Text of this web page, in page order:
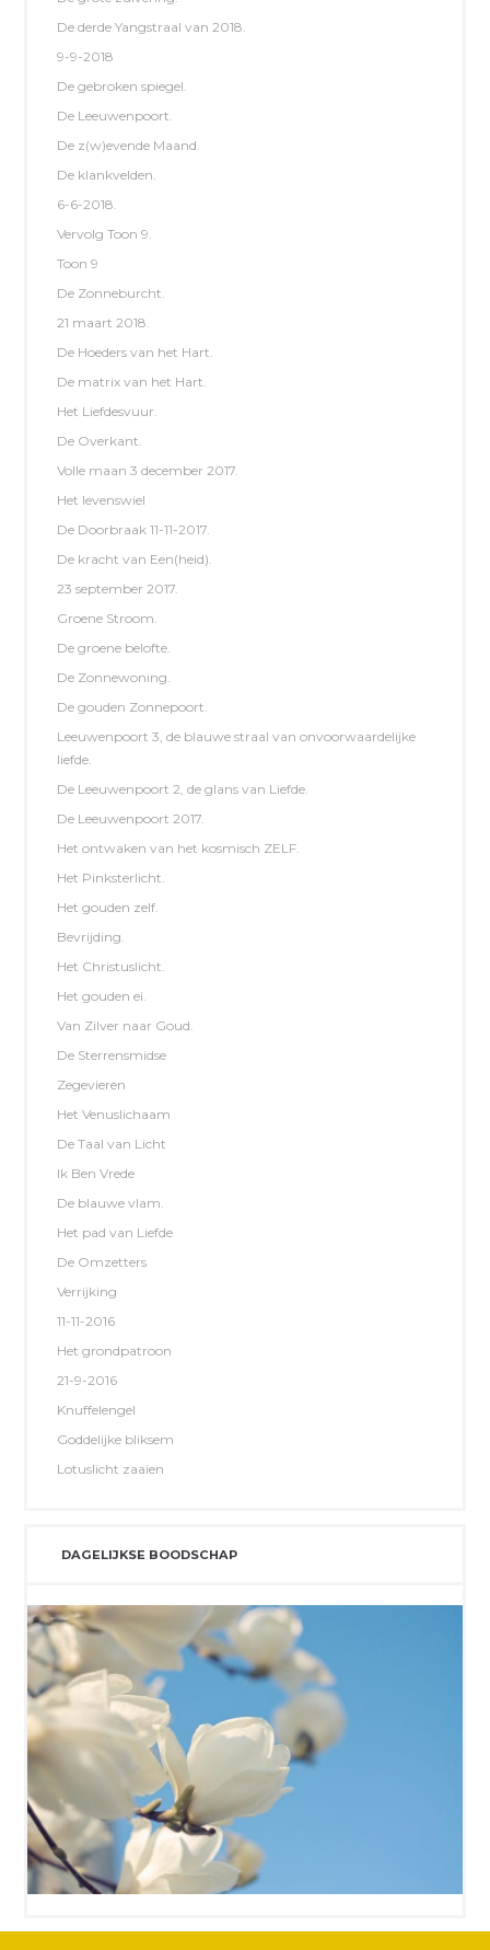
De derde Yangstraal van 2018.
9-9-2018
De gebroken spiegel.
De Leeuwenpoort.
De z(w)evende Maand.
De klankvelden.
6-6-2018.
Vervolg Toon 9.
Toon 9
De Zonneburcht.
21 maart 2018.
De Hoeders van het Hart.
De matrix van het Hart.
Het Liefdesvuur.
De Overkant.
Volle maan 3 december 2017.
Het levenswiel
De Doorbraak 11-11-2017.
De kracht van Een(heid).
23 september 2017.
Groene Stroom.
De groene belofte.
De Zonnewoning.
De gouden Zonnepoort.
Leeuwenpoort 3, de blauwe straal van onvoorwaardelijke
liefde.
De Leeuwenpoort 2, de glans van Liefde.
De Leeuwenpoort 2017.
Het ontwaken van het kosmisch ZELF.
Het Pinksterlicht.
Het gouden zelf.
Bevrijding.
Het Christuslicht.
Het gouden ei.
Van Zilver naar Goud.
De Sterrensmidse
Zegevieren
Het Venuslichaam
De Taal van Licht
Ik Ben Vrede
De blauwe vlam.
Het pad van Liefde
De Omzetters
Verrijking
11-11-2016
Het grondpatroon
21-9-2016
Knuffelengel
Goddelijke bliksem
Lotuslicht zaaien
DAGELIJKSE BOODSCHAP